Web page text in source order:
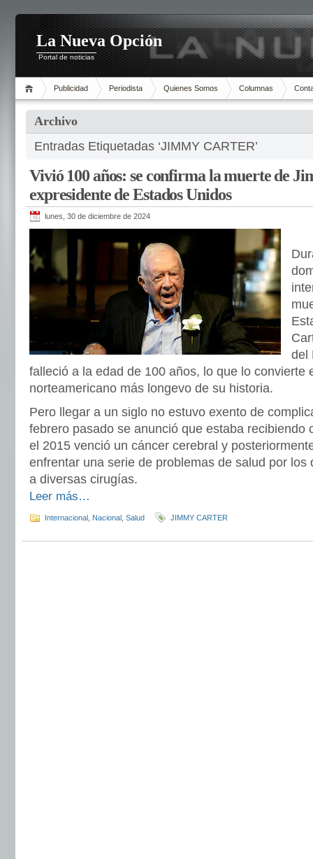
La Nueva Opción
Portal de noticias
Publicidad Periodista Quienes Somos Columnas
Archivo
Entradas Etiquetadas ‘JIMMY CARTER’
Vivió 100 años: se confirma la muerte de
expresidente de Estados Unidos
lunes, 30 de diciembre de 2024
del
falleció a la edad de 100 años, lo que lo convierte
norteamericano más longevo de su historia.
Pero llegar a un siglo no estuvo exento de
febrero pasado se anunció que estaba recibiendo
el 2015 venció un cáncer cerebral y
enfrentar una serie de problemas de salud por los
a diversas cirugías.
Leer más…
Internacional Nacional Salud JIMMY CARTER